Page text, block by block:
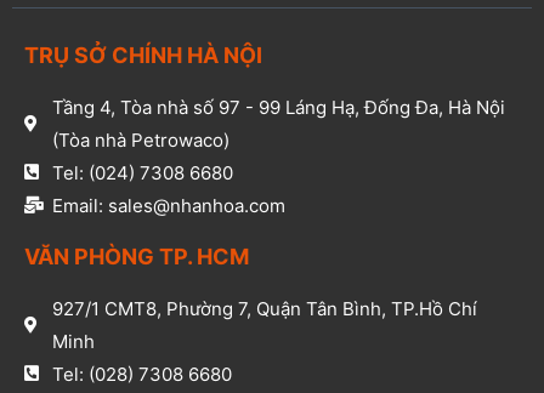
TRỤ SỞ CHÍNH HÀ NỘI
Tầng 4, Tòa nhà số 97 - 99 Láng Hạ, Đống Đa, Hà Nội
(Tòa nhà Petrowaco)
Tel: (024) 7308 6680
Email: sales@nhanhoa.com
VĂN PHÒNG TP. HCM​
927/1 CMT8, Phường 7, Quận Tân Bình, TP.Hồ Chí
Minh​
Tel: (028) 7308 6680​